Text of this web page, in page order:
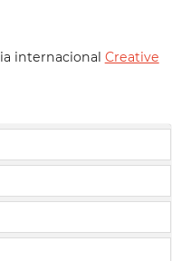
internacional Creative